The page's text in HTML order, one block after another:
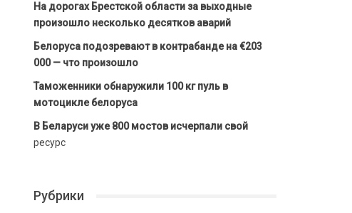
На дорогах Брестской области за выходные
произошло несколько десятков аварий
Белоруса подозревают в контрабанде на €203
000 — что произошло
Таможенники обнаружили 100 кг пуль в
мотоцикле белоруса
В Беларуси уже 800 мостов исчерпали свой
ресурс
Рубрики